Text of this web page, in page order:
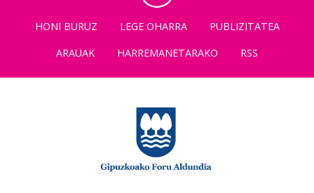
HONI BURUZ LEGE OHARRA
PUBLIZITATEA
ARAUAK
HARREMANETARAKO RSS